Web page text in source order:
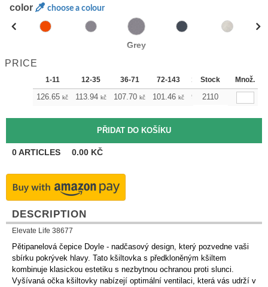
color choose a colour
Grey
PRICE
1-11 12-35 36-71 72-143 144-287 288 +
Stock Množ.
126.65 kč 113.94 kč 107.70 kč 101.46 kč 94.99 kč
2110
0ARTICLES 0.00 KČ
DESCRIPTION
Elevate Life 38677
Pětipanelová čepice Doyle - nadčasový design, který pozvedne vaši
sbírku pokrývek hlavy. Tato kšiltovka s předkloněným kšiltem
kombinuje klasickou estetiku s nezbytnou ochranou proti slunci.
Vyšívaná očka kšiltovky nabízejí optimální ventilaci, která vás udrží v